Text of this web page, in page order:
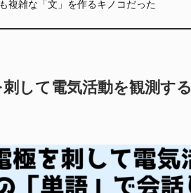
複雑な「文」を作るキノコだった
して電気活動を観測する